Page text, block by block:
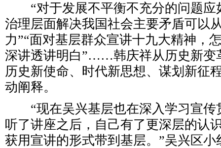
“对于发展不平衡不充分的问题应
治理层面解决我国社会主要矛盾可以
力”“面对基层群众宣讲十九大精神，
深讲透讲明白”……韩庆祥从历史新变
历史新使命、时代新思想、谋划新征
动阐释。
“现在吴兴基层也在深入学习宣传
听了讲座之后，自己有了更深层的认
获用宣讲的形式带到基层。”吴兴区